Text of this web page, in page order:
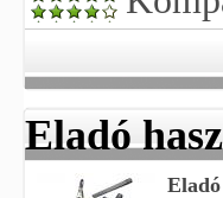
Eladó